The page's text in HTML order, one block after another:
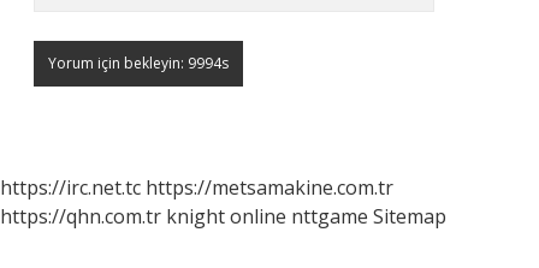
https://irc.net.tc https://metsamakine.com.tr
https://qhn.com.tr knight online nttgame Sitemap